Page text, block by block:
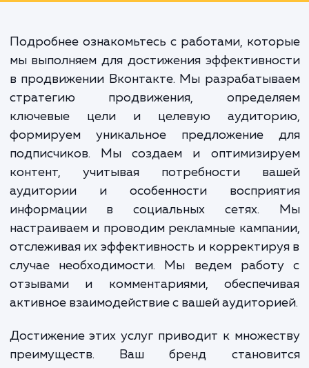
платформы и постоянного
эффективности. Именно такой
мы предлагаем своим клиентам.
Подробнее ознакомьтесь с работами,
мы выполняем для достижения
в продвижении Вконтакте. Мы
стратегию продвижения,
ключевые цели и целевую
формируем уникальное предложение
контент, учитывая потребности
аудитории и особенности